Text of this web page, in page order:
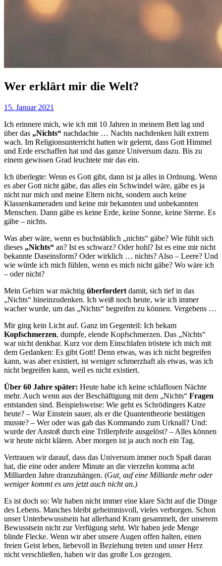
Wer erklärt mir die Welt?
15. Januar 2021
Ich erinnere mich, wie ich mit 10 Jahren in meinem Bett lag und
über das „Nichts“ nachdachte … Nachts nachdenken hält extrem
wach. Im Religionsunterricht hatten wir gelernt, dass Gott Himmel
und Erde erschaffen hat und das ganze Universum dazu. Bis zu
einem gewissen Grad leuchtete mir das ein.
Ich überlegte: Wenn es Gott gibt, dann ist ja alles in Ordnung. Wenn
es aber Gott nicht gäbe, das alles ein Schwindel wäre, gäbe es ja
nicht nur mich und meine Eltern nicht, sondern auch keine
Klassenkameraden und keine mir bekannten und unbekannten
Menschen. Dann gäbe es keine Erde, keine Sonne, keine Sterne. Es
gäbe – nichts.
Was aber wäre, wenn es buchstäblich „nichts“ gäbe? Wie fühlt sich
dieses „Nichts“ an? Ist es schwarz? Oder hohl? Ist es eine mir nicht
bekannte Daseinsform? Oder wirklich … nichts? Also – Leere? Und
wie würde ich mich fühlen, wenn es mich nicht gäbe? Wo wäre ich
– oder nicht?
Mein Gehirn war mächtig überfordert damit, sich tief in das
„Nichts“ hineinzudenken. Ich weiß noch heute, wie ich immer
wacher wurde, um das „Nichts“ begreifen zu können. Vergebens …
Mir ging kein Licht auf. Ganz im Gegenteil: Ich bekam
Kopfschmerzen, dumpfe, elende Kopfschmerzen. Das „Nichts“
war nicht denkbar. Kurz vor dem Einschlafen tröstete ich mich mit
dem Gedanken: Es gibt Gott! Denn etwas, was ich nicht begreifen
kann, was aber existiert, ist weniger schmerzhaft als etwas, was ich
nicht begreifen kann, weil es nicht existiert.
Über 60 Jahre später: Heute habe ich keine schlaflosen Nächte
mehr. Auch wenn aus der Beschäftigung mit dem „Nichts“ Fragen
entstanden sind. Beispielsweise: Wie geht es Schrödingers Katze
heute? – War Einstein sauer, als er die Quantentheorie bestätigen
musste? – Wer oder was gab das Kommando zum Urknall? Und:
wurde der Anstoß durch eine Trillerpfeife ausgelöst? – Alles können
wir heute nicht klären. Aber morgen ist ja auch noch ein Tag.
Vertrauen wir darauf, dass das Universum immer noch Spaß daran
hat, die eine oder andere Minute an die vierzehn komma acht
Milliarden Jahre dranzuhängen. (Gut, auf eine Milliarde mehr oder
weniger kommt es uns jetzt auch nicht an.)
Es ist doch so: Wir haben nicht immer eine klare Sicht auf die Dinge
des Lebens. Manches bleibt geheimnisvoll, vieles verborgen. Schon
unser Unterbewusstsein hat allerhand Kram gesammelt, der unserem
Bewusstsein nicht zur Verfügung steht. Wir haben jede Menge
blinde Flecke. Wenn wir aber unsere Augen offen halten, einen
freien Geist leben, liebevoll in Beziehung treten und unser Herz
nicht verschließen, haben wir das große Los gezogen.